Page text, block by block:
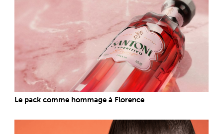
Le pack comme hommage à Florence